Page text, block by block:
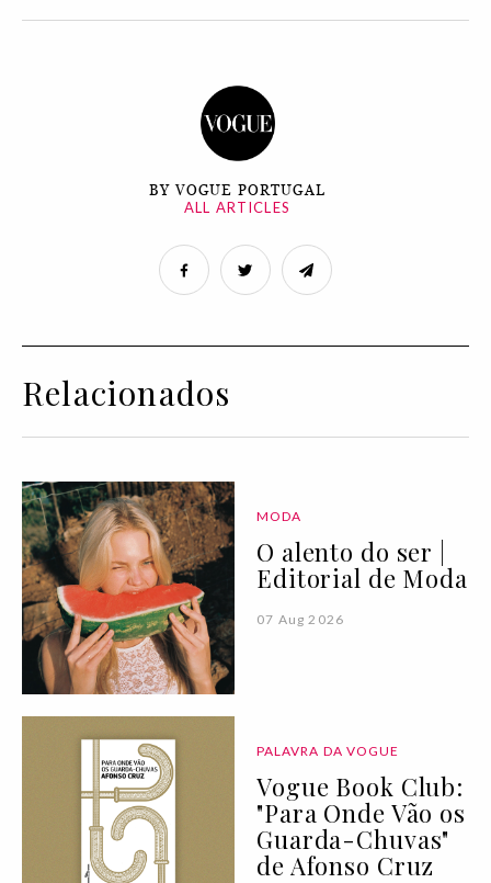
BY VOGUE PORTUGAL
ALL ARTICLES
Relacionados
MODA
O alento do ser |
Editorial de Moda
07 Aug 2026
PALAVRA DA VOGUE
Vogue Book Club:
"Para Onde Vão os
Guarda-Chuvas"
de Afonso Cruz